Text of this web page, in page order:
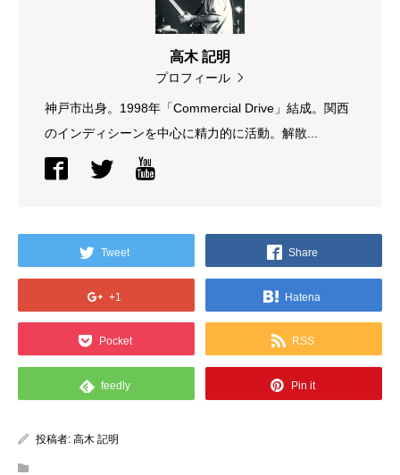
高木 記明
プロフィール
神戸市出身。1998年「Commercial Drive」結成。関西
のインディシーンを中心に精力的に活動。解散...
Tweet Share
+1 Hatena
Pocket RSS
feedly Pin it
投稿者: 高木 記明